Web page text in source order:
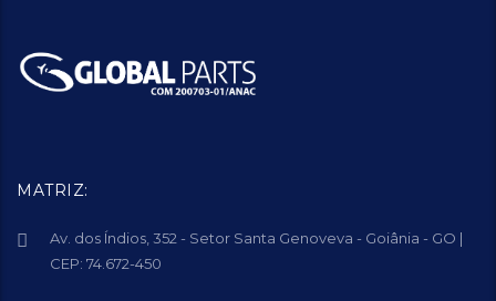
MATRIZ:
Av. dos Índios, 352 - Setor Santa Genoveva - Goiânia - GO |
CEP: 74.672-450